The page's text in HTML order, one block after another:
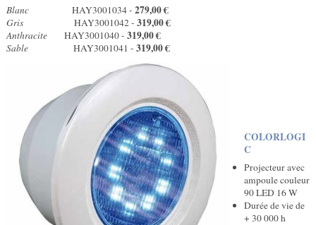
Blanc
HAY3001034 - 279,00 €
GrisHAY3001042 - 319,00 €
AnthraciteHAY3001040 - 319,00 €
SableHAY3001041 - 319,00 €
COLORLOGI
C
Projecteur avec
ampoule couleur
90 LED 16 W
Durée de vie de
+ 30 000 h